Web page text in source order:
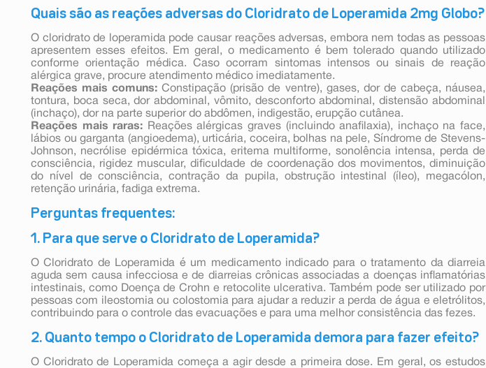
Quais são as reações adversas do Cloridrato de Loperamida 2mg Globo?
O cloridrato de loperamida pode causar reações adversas, embora nem todas as pessoas
apresentem esses efeitos. Em geral, o medicamento é bem tolerado quando utilizado
conforme orientação médica. Caso ocorram sintomas intensos ou sinais de reação
alérgica grave, procure atendimento médico imediatamente.
Reações mais comuns: Constipação (prisão de ventre), gases, dor de cabeça, náusea,
tontura, boca seca, dor abdominal, vômito, desconforto abdominal, distensão abdominal
(inchaço), dor na parte superior do abdômen, indigestão, erupção cutânea.
Reações mais raras: Reações alérgicas graves (incluindo anafilaxia), inchaço na face,
lábios ou garganta (angioedema), urticária, coceira, bolhas na pele, Síndrome de Stevens-
Johnson, necrólise epidérmica tóxica, eritema multiforme, sonolência intensa, perda de
consciência, rigidez muscular, dificuldade de coordenação dos movimentos, diminuição
do nível de consciência, contração da pupila, obstrução intestinal (íleo), megacólon,
retenção urinária, fadiga extrema.
Perguntas frequentes:
1. Para que serve o Cloridrato de Loperamida?
O Cloridrato de Loperamida é um medicamento indicado para o tratamento da diarreia
aguda sem causa infecciosa e de diarreias crônicas associadas a doenças inflamatórias
intestinais, como Doença de Crohn e retocolite ulcerativa. Também pode ser utilizado por
pessoas com ileostomia ou colostomia para ajudar a reduzir a perda de água e eletrólitos,
contribuindo para o controle das evacuações e para uma melhor consistência das fezes.
2. Quanto tempo o Cloridrato de Loperamida demora para fazer efeito?
O Cloridrato de Loperamida começa a agir desde a primeira dose. Em geral, os estudos